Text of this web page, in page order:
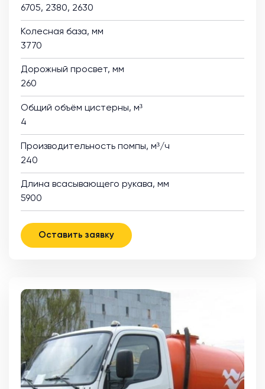
6705, 2380, 2630
Колесная база, мм
3770
Дорожный просвет, мм
260
Общий объём цистерны, м³
4
Производительность помпы, м³/ч
240
Длина всасывающего рукава, мм
5900
Оставить заявку